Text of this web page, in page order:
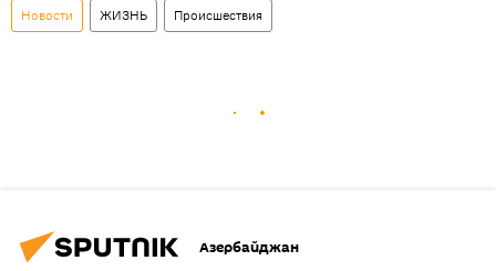
Новости ЖИЗНЬ Происшествия
Азербайджан